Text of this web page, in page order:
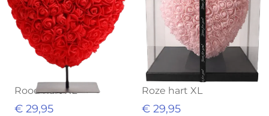
Rood hart XL
€ 29,95
Roze hart XL
€ 29,95